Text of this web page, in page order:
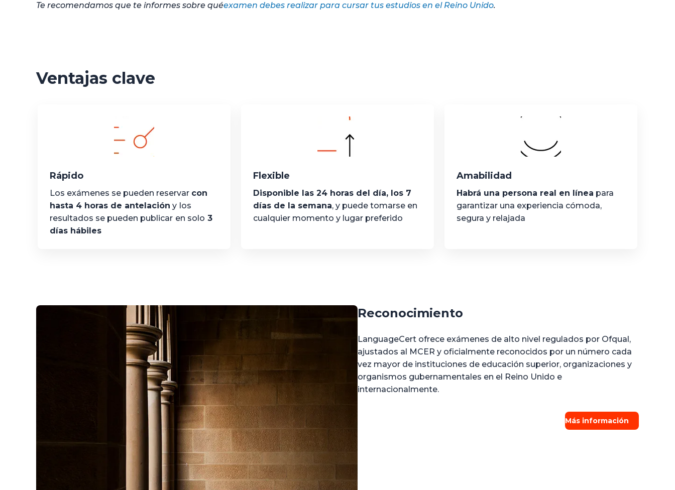
Te recomendamos que te informes sobre quéexamen debes realizar para cursar tus estudios en el Reino Unido.
Ventajas clave
Rápido
Los exámenes se pueden reservar con
hasta 4 horas de antelación y los
resultados se pueden publicar en solo 3
días hábiles
Flexible
Disponible las 24 horas del día, los 7
días de la semana, y puede tomarse en
cualquier momento y lugar preferido
Amabilidad
Habrá una persona real en línea para
garantizar una experiencia cómoda,
segura y relajada
Reconocimiento
LanguageCert ofrece exámenes de alto nivel regulados por Ofqual,
ajustados al MCER y oficialmente reconocidos por un número cada
vez mayor de instituciones de educación superior, organizaciones y
organismos gubernamentales en el Reino Unido e
internacionalmente.
Más información